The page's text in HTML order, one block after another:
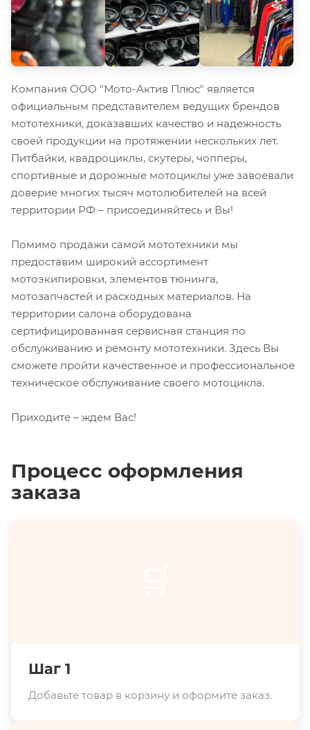
Компания ООО "Мото-Актив Плюс" является
официальным представителем ведущих брендов
мототехники, доказавших качество и надежность
своей продукции на протяжении нескольких лет.
Питбайки, квадроциклы, скутеры, чопперы,
спортивные и дорожные мотоциклы уже завоевали
доверие многих тысяч мотолюбителей на всей
территории РФ – присоединяйтесь и Вы!
Помимо продажи самой мототехники мы
предоставим широкий ассортимент
мотоэкипировки, элементов тюнинга,
мотозапчастей и расходных материалов. На
территории салона оборудована
сертифицированная сервисная станция по
обслуживанию и ремонту мототехники. Здесь Вы
сможете пройти качественное и профессиональное
техническое обслуживание своего мотоцикла.
Приходите – ждем Вас!
Процесс оформления
заказа
Шаг 1
Добавьте товар в корзину и оформите заказ.